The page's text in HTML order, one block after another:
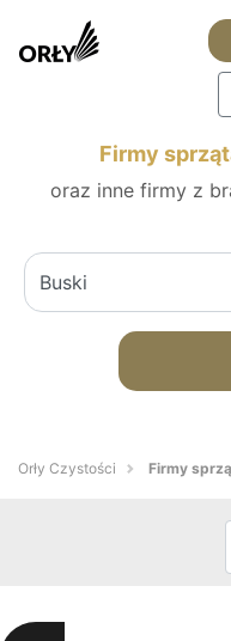
Firmy
oraz inne firmy z
Orły Czystości Firmy